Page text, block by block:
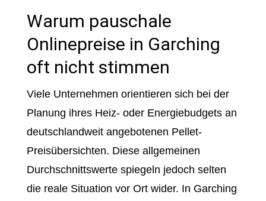
Warum pauschale
Onlinepreise in Garching
oft nicht stimmen
Viele Unternehmen orientieren sich bei der
Planung ihres Heiz- oder Energiebudgets an
deutschlandweit angebotenen Pellet-
Preisübersichten. Diese allgemeinen
Durchschnittswerte spiegeln jedoch selten
die reale Situation vor Ort wider. In Garching